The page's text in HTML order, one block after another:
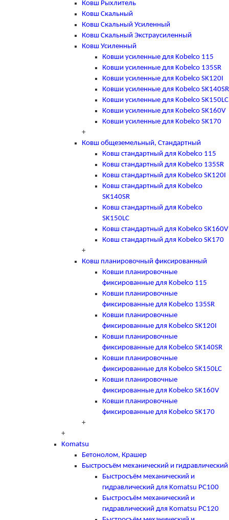
Ковш Рыхлитель
Ковш Скальный
Ковш Скальный Усиленный
Ковш Скальный Экстраусиленный
Ковш Усиленный
Ковши усиленные для Kobelco 115
Ковши усиленные для Kobelco 135SR
Ковши усиленные для Kobelco SK120I
Ковши усиленные для Kobelco SK140SR
Ковши усиленные для Kobelco SK150LC
Ковши усиленные для Kobelco SK160V
Ковши усиленные для Kobelco SK170
+
Ковш общеземельный, Стандартный
Ковш стандартный для Kobelco 115
Ковш стандартный для Kobelco 135SR
Ковш стандартный для Kobelco SK120I
Ковш стандартный для Kobelco
SK140SR
Ковш стандартный для Kobelco
SK150LC
Ковш стандартный для Kobelco SK160V
Ковш стандартный для Kobelco SK170
+
Ковш планировочный фиксированный
Ковши планировочные
фиксированные для Kobelco 115
Ковши планировочные
фиксированные для Kobelco 135SR
Ковши планировочные
фиксированные для Kobelco SK120I
Ковши планировочные
фиксированные для Kobelco SK140SR
Ковши планировочные
фиксированные для Kobelco SK150LC
Ковши планировочные
фиксированные для Kobelco SK160V
Ковши планировочные
фиксированные для Kobelco SK170
+
+
Komatsu
Бетонолом, Крашер
Быстросъём механический и гидравлический
Быстросъём механический и
гидравлический для Komatsu PC100
Быстросъём механический и
гидравлический для Komatsu PC120